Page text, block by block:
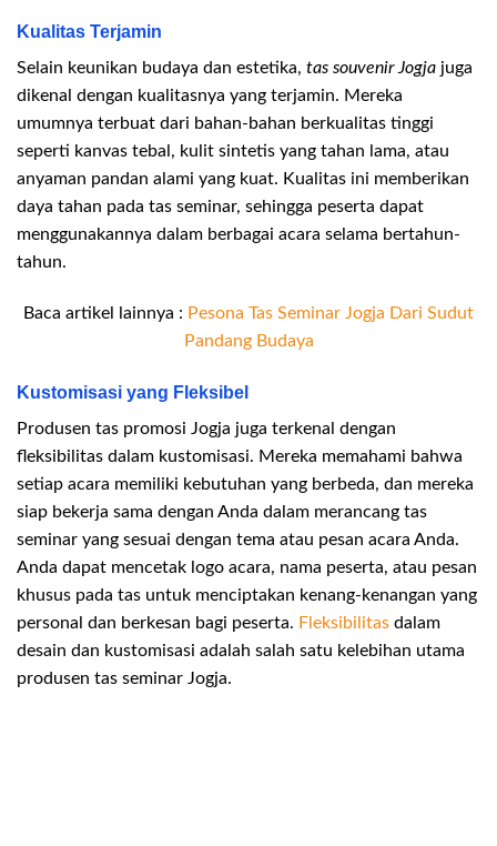
Kualitas Terjamin
Selain keunikan budaya dan estetika, tas souvenir Jogja juga
dikenal dengan kualitasnya yang terjamin. Mereka
umumnya terbuat dari bahan-bahan berkualitas tinggi
seperti kanvas tebal, kulit sintetis yang tahan lama, atau
anyaman pandan alami yang kuat. Kualitas ini memberikan
daya tahan pada tas seminar, sehingga peserta dapat
menggunakannya dalam berbagai acara selama bertahun-
tahun.
Baca artikel lainnya : Pesona Tas Seminar Jogja Dari Sudut
Pandang Budaya
Kustomisasi yang Fleksibel
Produsen tas promosi Jogja juga terkenal dengan
fleksibilitas dalam kustomisasi. Mereka memahami bahwa
setiap acara memiliki kebutuhan yang berbeda, dan mereka
siap bekerja sama dengan Anda dalam merancang tas
seminar yang sesuai dengan tema atau pesan acara Anda.
Anda dapat mencetak logo acara, nama peserta, atau pesan
khusus pada tas untuk menciptakan kenang-kenangan yang
personal dan berkesan bagi peserta. Fleksibilitas dalam
desain dan kustomisasi adalah salah satu kelebihan utama
produsen tas seminar Jogja.